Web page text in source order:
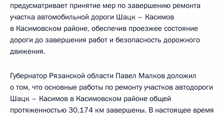
предусматривает принятие мер по завершению ремонта
участка автомобильной дороги Шацк – Касимов
в Касимовском районе, обеспечив проезжее состояние
дороги до завершения работ и безопасность дорожного
движения.
Губернатор Рязанской области Павел Малков доложил
о том, что основные работы по ремонту участков автодороги
Шацк – Касимов в Касимовском районе общей
протяженностью 30,174 км завершены. В настоящее время